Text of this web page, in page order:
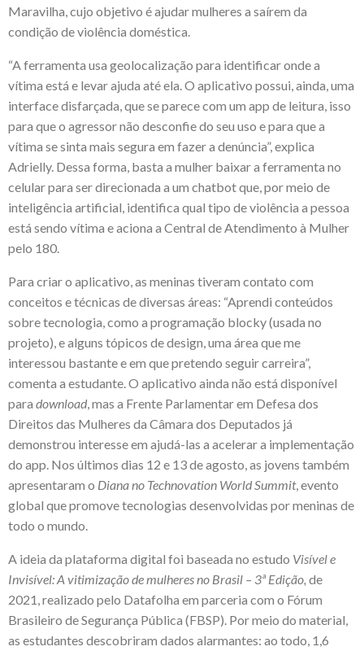
Maravilha, cujo objetivo é ajudar mulheres a saírem da
condição de violência doméstica.
“A ferramenta usa geolocalização para identificar onde a
vítima está e levar ajuda até ela. O aplicativo possui, ainda, uma
interface disfarçada, que se parece com um app de leitura, isso
para que o agressor não desconfie do seu uso e para que a
vítima se sinta mais segura em fazer a denúncia”, explica
Adrielly. Dessa forma, basta a mulher baixar a ferramenta no
celular para ser direcionada a um chatbot que, por meio de
inteligência artificial, identifica qual tipo de violência a pessoa
está sendo vítima e aciona a Central de Atendimento à Mulher
pelo 180.
Para criar o aplicativo, as meninas tiveram contato com
conceitos e técnicas de diversas áreas: “Aprendi conteúdos
sobre tecnologia, como a programação blocky (usada no
projeto), e alguns tópicos de design, uma área que me
interessou bastante e em que pretendo seguir carreira”,
comenta a estudante. O aplicativo ainda não está disponível
para download, mas a Frente Parlamentar em Defesa dos
Direitos das Mulheres da Câmara dos Deputados já
demonstrou interesse em ajudá-las a acelerar a implementação
do app. Nos últimos dias 12 e 13 de agosto, as jovens também
apresentaram o Diana no Technovation World Summit, evento
global que promove tecnologias desenvolvidas por meninas de
todo o mundo.
A ideia da plataforma digital foi baseada no estudo Visível e
Invisível: A vitimização de mulheres no Brasil – 3ª Edição, de
2021, realizado pelo Datafolha em parceria com o Fórum
Brasileiro de Segurança Pública (FBSP). Por meio do material,
as estudantes descobriram dados alarmantes: ao todo, 1,6